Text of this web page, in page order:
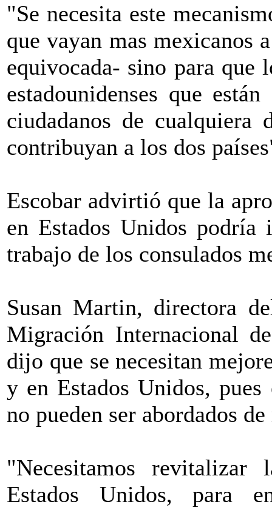
"Se necesita este
que vayan mas mexicanos
equivocada- sino para que
estadounidenses que
ciudadanos de cualquiera
contribuyan a los dos
Escobar advirtió que la
en Estados Unidos podría
trabajo de los consulados
Susan Martin, directora
Migración Internacional
dijo que se necesitan
y en Estados Unidos, pues
no pueden ser abordados
"Necesitamos
Estados Unidos, para